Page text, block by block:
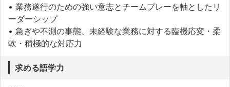
• 業務遂行のための強い意志とチームプレーを軸としたリ
ーダーシップ
• 急ぎや不測の事態、未経験な業務に対する臨機応変・柔
軟・積極的な対応力
求める語学力